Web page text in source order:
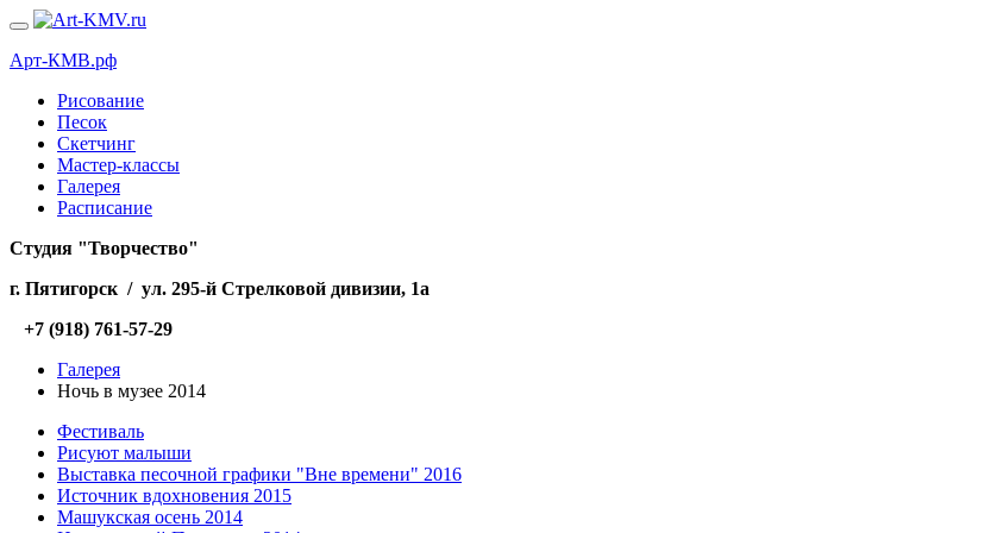
Арт-КМВ.рф
Рисование
Песок
Скетчинг
Мастер-классы
Галерея
Расписание
Студия "Творчество"
г. Пятигорск / ул. 295-й Стрелковой дивизии, 1а
+7 (918) 761-57-29
Галерея
Ночь в музее 2014
Фестиваль
Рисуют малыши
Выставка песочной графики "Вне времени" 2016
Источник вдохновения 2015
Машукская осень 2014